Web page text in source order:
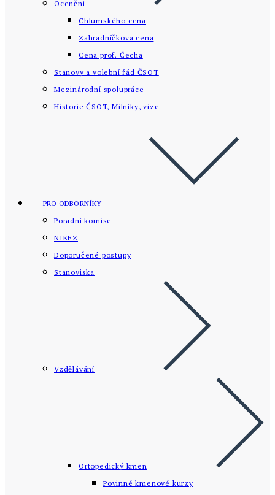
Ocenění
Chlumského cena
Zahradníčkova cena
Cena prof. Čecha
Stanovy a volební řád ČSOT
Mezinárodní spolupráce
Historie ČSOT, Milníky, vize
PRO ODBORNÍKY
Poradní komise
NIKEZ
Doporučené postupy
Stanoviska
Vzdělávání
Ortopedický kmen
Povinné kmenové kurzy